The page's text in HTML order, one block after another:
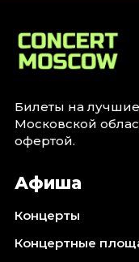
Билеты на
Московской
офертой.
Афиша
Концерты
Концертные